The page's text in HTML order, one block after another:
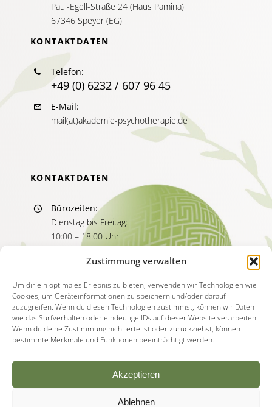
Zustimmung verwalten
Um dir ein optimales Erlebnis zu bieten, verwenden wir Technologien wie
Cookies, um Geräteinformationen zu speichern und/oder darauf
zuzugreifen. Wenn du diesen Technologien zustimmst, können wir Daten
wie das Surfverhalten oder eindeutige IDs auf dieser Website verarbeiten.
Wenn du deine Zustimmung nicht erteilst oder zurückziehst, können
bestimmte Merkmale und Funktionen beeinträchtigt werden.
Akzeptieren
Ablehnen
Paul-Egell-Straße 24 (Haus Pamina)
67346 Speyer (EG)
KONTAKTDATEN
Telefon:
+49 (0) 6232 / 607 96 45
E-Mail:
mail(at)akademie-psychotherapie.de
KONTAKTDATEN
Bürozeiten:
Dienstag bis Freitag:
10:00 – 18:00 Uhr
Sprechzeiten:
11:00 – 13:00 Uhr
15:00 – 17:00 Uhr